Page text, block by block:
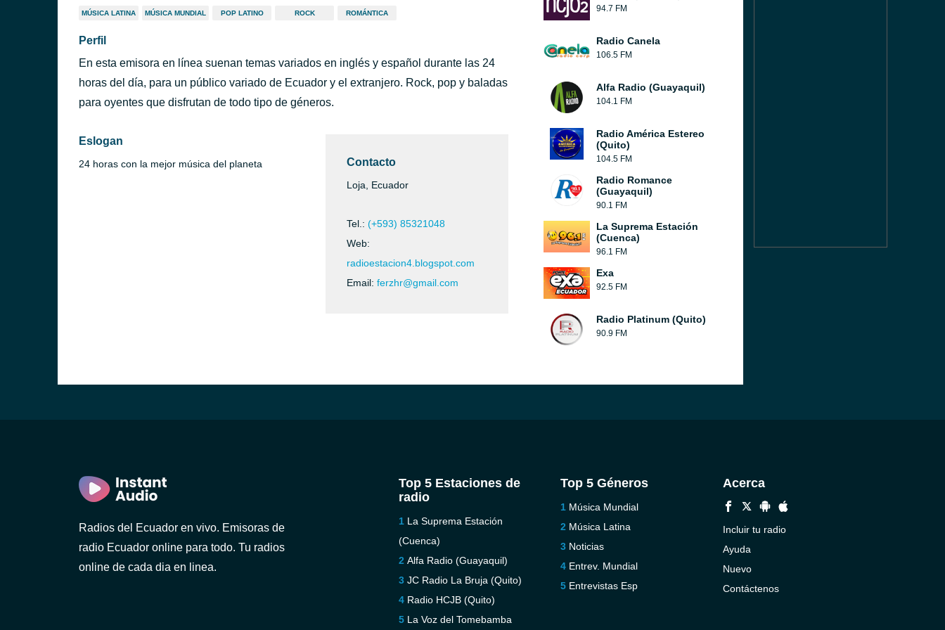
MÚSICA LATINA MÚSICA MUNDIAL POP LATINO ROCK ROMÁNTICA
Perfil
En esta emisora en línea suenan temas variados en inglés y español durante las 24
horas del día, para un público variado de Ecuador y el extranjero. Rock, pop y baladas
para oyentes que disfrutan de todo tipo de géneros.
Eslogan
24 horas con la mejor música del planeta Contacto
Loja, Ecuador
Tel.: (+593) 85321048
Web:
radioestacion4.blogspot.com
Email: ferzhr@gmail.com
94.7 FM
Radio Canela
106.5 FM
Alfa Radio (Guayaquil)
104.1 FM
Radio América Estereo
(Quito)
104.5 FM
Radio Romance
(Guayaquil)
90.1 FM
La Suprema Estación
(Cuenca)
96.1 FM
Exa
92.5 FM
Radio Platinum (Quito)
90.9 FM
Radios del Ecuador en vivo. Emisoras de
radio Ecuador online para todo. Tu radios
online de cada dia en linea.
Top 5 Estaciones de
radio
La Suprema Estación
(Cuenca)
Alfa Radio (Guayaquil)
JC Radio La Bruja (Quito)
Radio HCJB (Quito)
La Voz del Tomebamba
Top 5 Géneros
Música Mundial
Música Latina
Noticias
Entrev. Mundial
Entrevistas Esp
Acerca
Incluir tu radio
Ayuda
Nuevo
Contáctenos